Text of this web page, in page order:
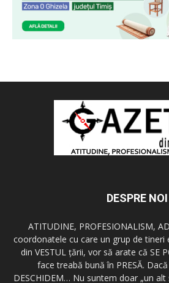
DESPRE NOI
ATITUDINE, PROFESIONALISM,
coordonatele cu care un grup de tineri
din VESTUL ţării, vor să arate că SE
face treabă bună în PRESĂ.
DESCHIDEM… Nu suntem doar „un